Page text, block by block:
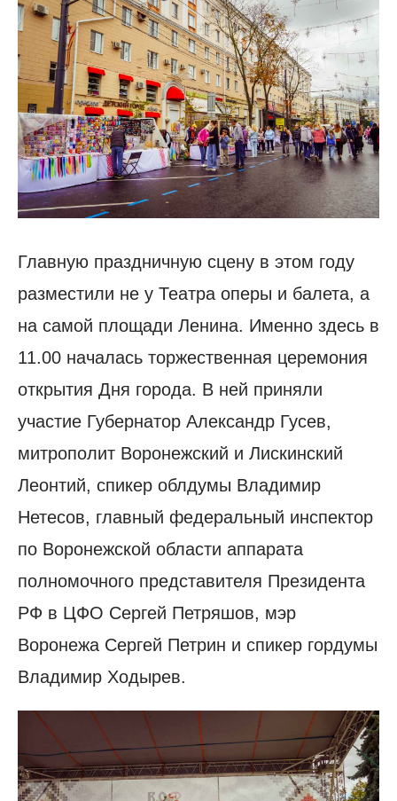
Главную праздничную сцену в этом году
разместили не у Театра оперы и балета, а
на самой площади Ленина. Именно здесь в
11.00 началась торжественная церемония
открытия Дня города. В ней приняли
участие Губернатор Александр Гусев,
митрополит Воронежский и Лискинский
Леонтий, спикер облдумы Владимир
Нетесов, главный федеральный инспектор
по Воронежской области аппарата
полномочного представителя Президента
РФ в ЦФО Сергей Петряшов, мэр
Воронежа Сергей Петрин и спикер гордумы
Владимир Ходырев.